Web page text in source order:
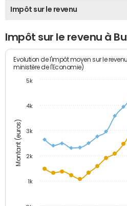
Impôt sur le revenu
Impôt sur le revenu à
Montant (euros)
Evolution de l'impôt moyen sur le
ministère de l'Economie)
1k
2k
3k
4k
5k